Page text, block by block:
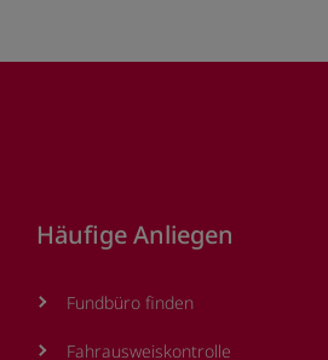
Häufige Anliegen
Fundbüro finden
Fahrausweiskontrolle